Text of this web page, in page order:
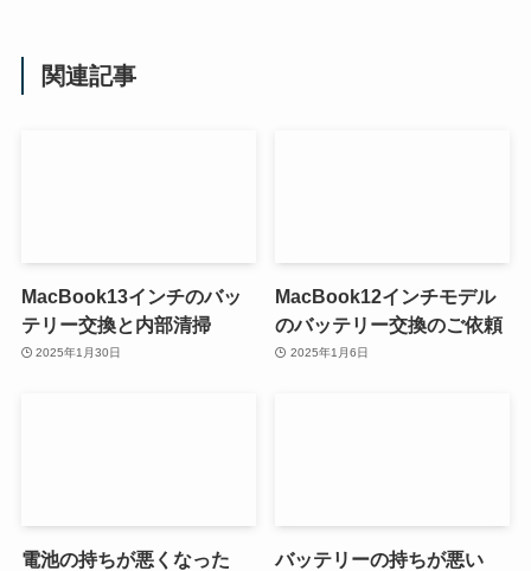
関連記事
MacBook13インチのバッ
テリー交換と内部清掃
2025年1月30日
MacBook12インチモデル
のバッテリー交換のご依頼
2025年1月6日
電池の持ちが悪くなった
バッテリーの持ちが悪い